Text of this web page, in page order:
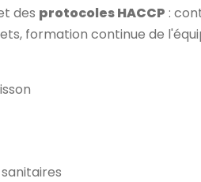
des protocoles HACCP :
formation continue de